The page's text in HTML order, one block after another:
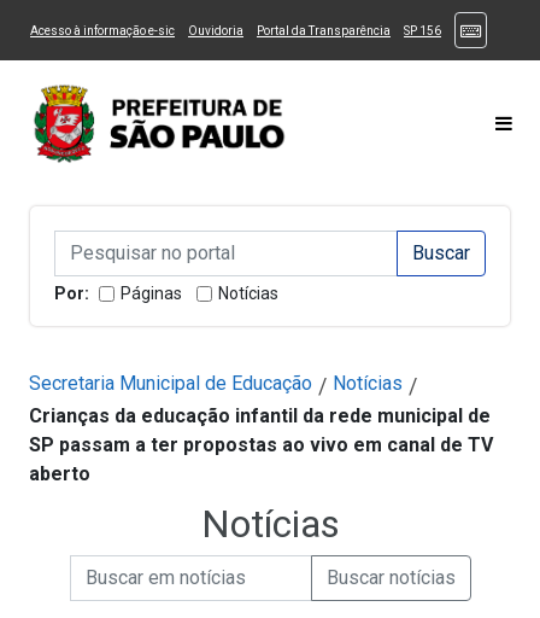
Ir ao Conteúdo Ir para menu principal Ir para busca 3
Alternar Alto Contraste
Acesso à informação e-sic(Link para um novo sítio)
Ouvidoria (Link para um novo sítio)
Portal da Transparência (Link para um novo sítio)
SP 156(Link para um
Campo de Busca de informações
Campo de Busca de informações Enviar a Busca
Por: Páginas Notícias
Secretaria Municipal de Educação / Notícias /
Crianças da educação infantil da rede municipal de
SP passam a ter propostas ao vivo em canal de TV
aberto
Notícias
Campo de Busca de Notícias
Campo de Busca de informaçõesEnviar a Busca de Notícias